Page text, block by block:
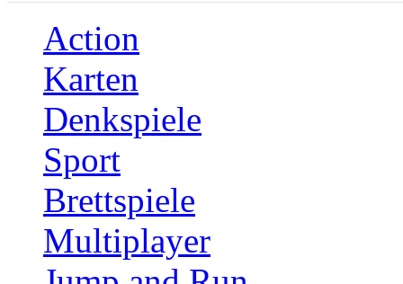
Action
Karten
Denkspiele
Sport
Brettspiele
Multiplayer